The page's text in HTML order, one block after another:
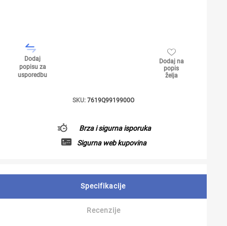
Dodaj
popisu za
usporedbu
Dodaj na
popis
želja
SKU: 7619Q9919900O
Brza i sigurna isporuka
Sigurna web kupovina
Specifikacije
Recenzije